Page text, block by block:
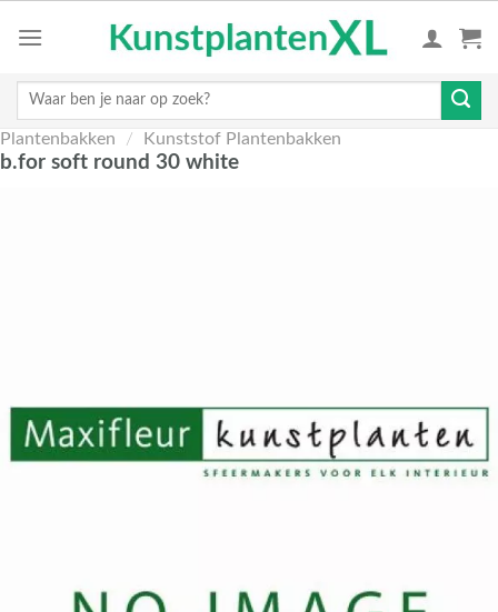
Zoeken
Plantenbakken / Kunststof Plantenbakken
b.for soft round 30 white